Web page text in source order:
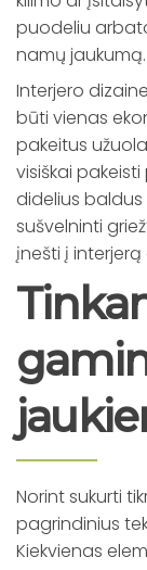
puodeliu
namų jaukumą.
Interjero
būti vienas
pakeitus
visiškai
didelius
sušvelninti
įnešti į
Norint sukurti
pagrindinius
Kiekvienas